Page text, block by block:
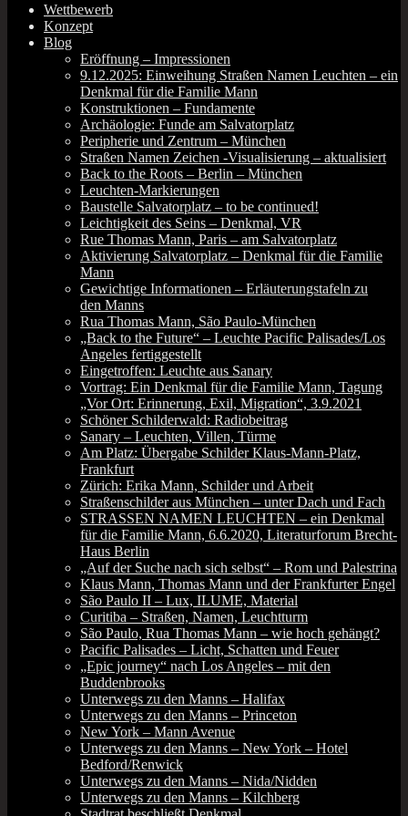
Wettbewerb
Konzept
Blog
Eröffnung – Impressionen
9.12.2025: Einweihung Straßen Namen Leuchten – ein
Denkmal für die Familie Mann
Konstruktionen – Fundamente
Archäologie: Funde am Salvatorplatz
Peripherie und Zentrum – München
Straßen Namen Zeichen ‑Visualisierung – aktualisiert
Back to the Roots – Berlin – München
Leuchten-Markierungen
Baustelle Salvatorplatz – to be continued!
Leichtigkeit des Seins – Denkmal, VR
Rue Thomas Mann, Paris – am Salvatorplatz
Aktivierung Salvatorplatz – Denkmal für die Familie
Mann
Gewichtige Informationen – Erläuterungstafeln zu
den Manns
Rua Thomas Mann, São Paulo-München
„Back to the Future“ – Leuchte Pacific Palisades/Los
Angeles fertiggestellt
Eingetroffen: Leuchte aus Sanary
Vortrag: Ein Denkmal für die Familie Mann, Tagung
„Vor Ort: Erinnerung, Exil, Migration“, 3.9.2021
Schöner Schilderwald: Radiobeitrag
Sanary – Leuchten, Villen, Türme
Am Platz: Übergabe Schilder Klaus-Mann-Platz,
Frankfurt
Zürich: Erika Mann, Schilder und Arbeit
Straßenschilder aus München – unter Dach und Fach
STRASSEN NAMEN LEUCHTEN – ein Denkmal
für die Familie Mann, 6.6.2020, Literaturforum Brecht-
Haus Berlin
„Auf der Suche nach sich selbst“ – Rom und Palestrina
Klaus Mann, Thomas Mann und der Frankfurter Engel
São Paulo II – Lux, ILUME, Material
Curitiba – Straßen, Namen, Leuchtturm
São Paulo, Rua Thomas Mann – wie hoch gehängt?
Pacific Palisades – Licht, Schatten und Feuer
„Epic journey“ nach Los Angeles – mit den
Buddenbrooks
Unterwegs zu den Manns – Halifax
Unterwegs zu den Manns – Princeton
New York – Mann Avenue
Unterwegs zu den Manns – New York – Hotel
Bedford/Renwick
Unterwegs zu den Manns – Nida/Nidden
Unterwegs zu den Manns – Kilchberg